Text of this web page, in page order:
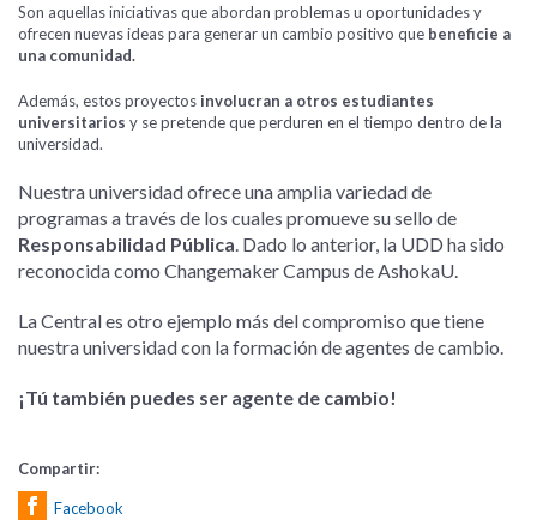
Son aquellas iniciativas que abordan problemas u oportunidades y
ofrecen nuevas ideas para generar un cambio positivo que beneficie a
una comunidad.
Además, estos proyectos involucran a otros estudiantes
universitarios y se pretende que perduren en el tiempo dentro de la
universidad.
Nuestra universidad ofrece una amplia variedad de
programas a través de los cuales promueve su sello de
Responsabilidad Pública . Dado lo anterior, la UDD ha sido
reconocida como Changemaker Campus de AshokaU.
La Central es otro ejemplo más del compromiso que tiene
nuestra universidad con la formación de agentes de cambio.
¡Tú también puedes ser agente de cambio!
Compartir:
Facebook